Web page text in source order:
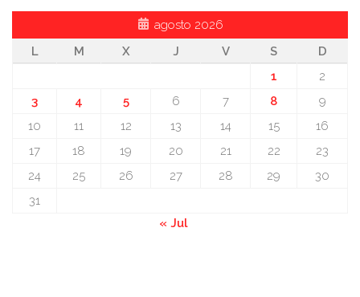
agosto 2026
L
M X J V S
D
1
2
3
4 5 6 7 8
9
10
11 12 13 14 15
16
17
18 19 20 21 22
23
24
25 26 27 28 29
30
31
« Jul